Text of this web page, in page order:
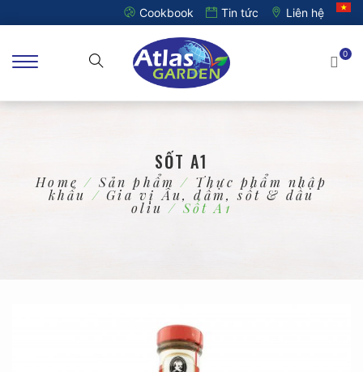
Cookbook Tin tức Liên hệ
0
SỐT A1
Home / Sản phẩm / Thực phẩm nhập
khẩu /Gia vị Âu, dấm, sốt & dầu
oliu / Sốt A1